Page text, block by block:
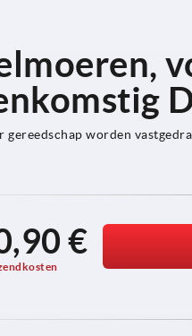
gereedschap worden
€